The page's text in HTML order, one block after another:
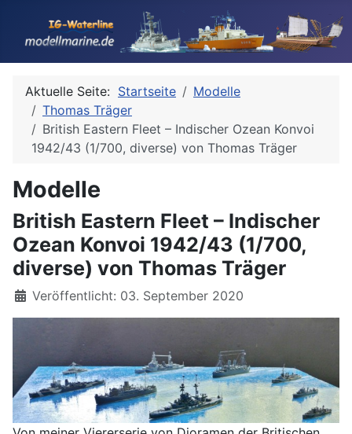
Aktuelle Seite: Startseite
Modelle
Thomas Träger
British Eastern Fleet – Indischer Ozean Konvoi
1942/43 (1/700, diverse) von Thomas Träger
Modelle
British Eastern Fleet – Indischer
Ozean Konvoi 1942/43 (1/700,
diverse) von Thomas Träger
Details
Veröffentlicht: 03. September 2020